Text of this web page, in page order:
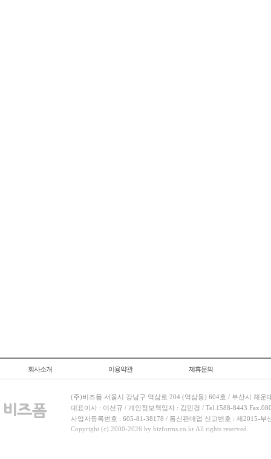
회사소개 이용약관 제휴문의
(주)비즈폼 서울시 강남구 역삼로 204 (역삼동) 604호 / 부산시 해운
대표이사 : 이선규 / 개인정보책임자 : 김민경 / Tel.1588-8443
사업자등록번호 : 605-81-38178 / 통신판매업 신고번호 : 제2015-부
Copyright (c) 2000-2026 by bizforms.co.kr All rights reserved.